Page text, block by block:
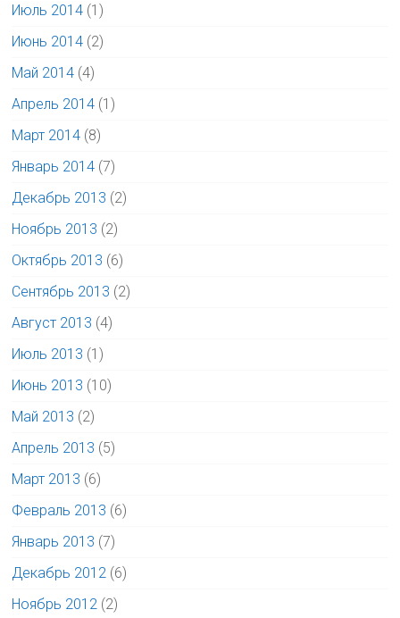
Июль 2014 (1)
Июнь 2014 (2)
Май 2014 (4)
Апрель 2014 (1)
Март 2014 (8)
Январь 2014 (7)
Декабрь 2013 (2)
Ноябрь 2013 (2)
Октябрь 2013 (6)
Сентябрь 2013 (2)
Август 2013 (4)
Июль 2013 (1)
Июнь 2013 (10)
Май 2013 (2)
Апрель 2013 (5)
Март 2013 (6)
Февраль 2013 (6)
Январь 2013 (7)
Декабрь 2012 (6)
Ноябрь 2012 (2)